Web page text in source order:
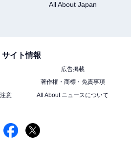
All About Japan
サイト情報
広告掲載
著作権・商標・免責事項
意
All About ニュースについて